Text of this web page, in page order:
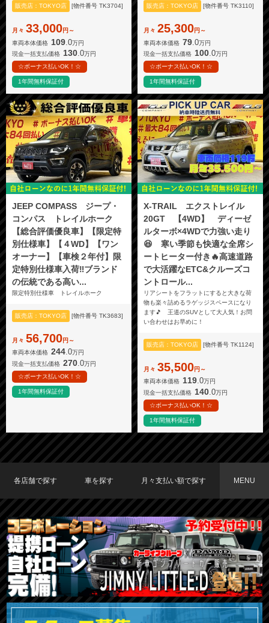
販売店：TOKYO店 [物件番号 TK3704]
月々 33,000円～
車両本体価格 109 .0万円
現金一括支払価格 130.0万円
☆ボーナス払いOK！☆
1年間無料保証付
販売店：TOKYO店 [物件番号 TK3110]
月々 25,300円～
車両本体価格 79 .0万円
現金一括支払価格 100.0万円
☆ボーナス払いOK！☆
1年間無料保証付
JEEP COMPASS ジープ・
コンパス トレイルホーク
【総合評価優良車】【限定特
別仕様車】【４WD】【ワン
オーナー】【車検２年付】限
定特別仕様車入荷‼️ブランド
の伝統である高い...
限定特別仕様車 トレイルホーク
販売店：TOKYO店 [物件番号 TK3683]
月々 56,700円～
車両本体価格 244.0万円
現金一括支払価格 270 .0万円
☆ボーナス払いOK！☆
1年間無料保証付
X-TRAIL エクストレイル
20GT 【4WD】 ディーゼ
ルターボ×4WDで力強い走り
😆 寒い季節も快適な全席シ
ートヒーター付き🔥高速道路
で大活躍なETC&クルーズコ
ントロール...
リアシートをフラットにすると大きな荷
物も楽々詰めるラゲッジスペースになり
ます🎵 王道のSUVとして大人気！お問
い合わせはお早めに！
販売店：TOKYO店 [物件番号 TK1124]
月々 35,500円～
車両本体価格 119.0万円
現金一括支払価格 140 .0万円
☆ボーナス払いOK！☆
1年間無料保証付
各店舗で探す
TOKYO店在庫車両
大阪店在庫車両
福岡店在庫車両
車を探す
車種で探す
メーカーで探す
月々支払い額で探す
〜19,999円
20,000円〜29,999円
30,000円〜39,999円
40,000円〜49,999円
50,000円〜
MENU